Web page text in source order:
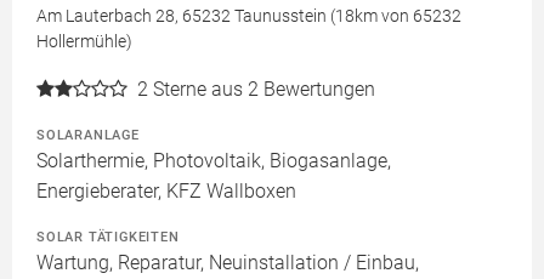
Am Lauterbach 28, 65232 Taunusstein (18km von 65232
Hollermühle)
2 Sterne aus 2 Bewertungen
SOLARANLAGE
Solarthermie, Photovoltaik, Biogasanlage,
Energieberater, KFZ Wallboxen
SOLAR TÄTIGKEITEN
Wartung, Reparatur, Neuinstallation / Einbau,